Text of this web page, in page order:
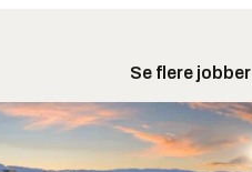
Se flere jobber